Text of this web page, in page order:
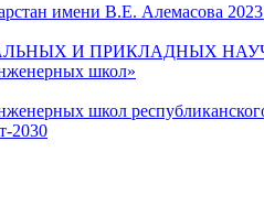
имени В.Е. Алемасова 2023
И ПРИКЛАДНЫХ
школ»
школ
2030